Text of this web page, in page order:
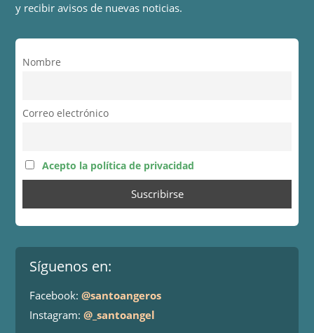
y recibir avisos de nuevas noticias.
Nombre
Correo electrónico
Acepto la política de privacidad
Síguenos en:
Facebook:@santoangeros
Instagram:@_santoangel